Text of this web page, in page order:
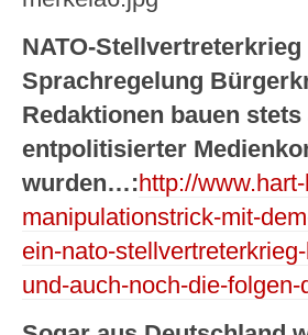
NATO-
Sprachregelung
Redaktionen bauen
entpolitisierter
wurden…:http://
manipulationstrick-mit-
ein-nato-
und-auch-noch-die-